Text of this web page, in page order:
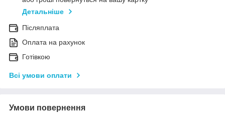
Детальніше
Післяплата
Оплата на рахунок
Готівкою
Всі умови оплати
Умови повернення